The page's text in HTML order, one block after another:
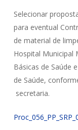
Selecionar
para eventual
de material de
Hospital Municipal
Básicas de Saúde
de Saúde,
secretaria.